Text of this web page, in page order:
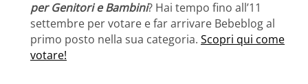
per Genitori e Bambini? Hai tempo fino all’11
settembre per votare e far arrivare Bebeblog al
primo posto nella sua categoria. Scopri qui come
votare!